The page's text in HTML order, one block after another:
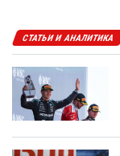
СТАТЬИ И АНАЛИТИКА